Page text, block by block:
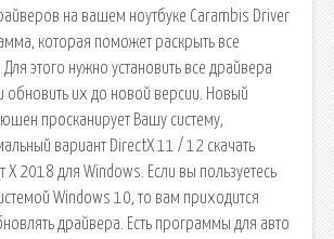
на вашем ноутбуке Carambis Driver
которая поможет раскрыть все
этого нужно установить все драйвера
обновить их до новой версии. Новый
просканирует Вашу систему,
вариант DirectX 11 / 12 скачать
Х 2018 для Windows. Если вы пользуетесь
Windows 10, то вам приходится
драйвера. Есть программы для авто